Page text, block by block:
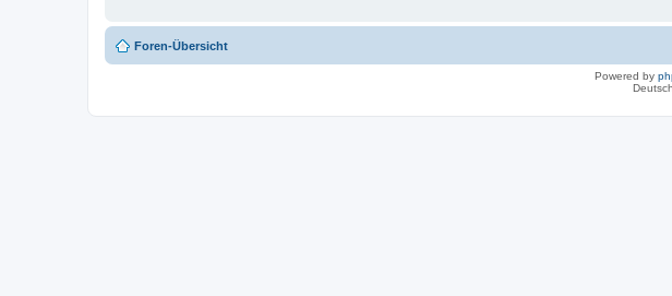
Foren-Übersicht
Powered by